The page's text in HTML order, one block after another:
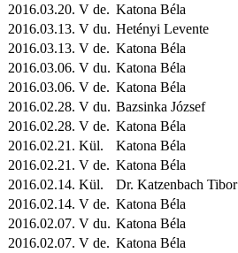
2016.03.20. V de. Katona Béla
2016.03.13. V du. Hetényi Levente
2016.03.13. V de. Katona Béla
2016.03.06. V du. Katona Béla
2016.03.06. V de. Katona Béla
2016.02.28. V du. Bazsinka József
2016.02.28. V de. Katona Béla
2016.02.21. Kül. Katona Béla
2016.02.21. V de. Katona Béla
2016.02.14. Kül. Dr. Katzenbach Tibor
2016.02.14. V de. Katona Béla
2016.02.07. V du. Katona Béla
2016.02.07. V de. Katona Béla